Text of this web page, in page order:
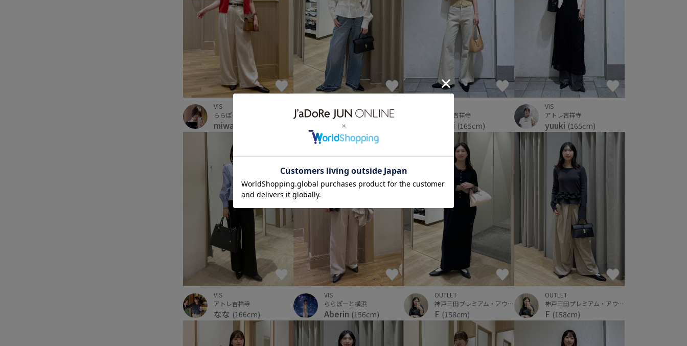
VIS
ららぽーと横浜
miwa (158cm)
アトレ吉祥寺
yuuki (165cm)
VIS
アトレ吉祥寺
yuuki (165cm)
VIS
アトレ吉祥寺
なな (166cm)
VIS
ららぽーと横浜
Aberin (156cm)
OUTLET
神戸三田プレミアム・アウトレット
F (158cm)
OUTLET
神戸三田プレミアム・アウトレット
F (158cm)